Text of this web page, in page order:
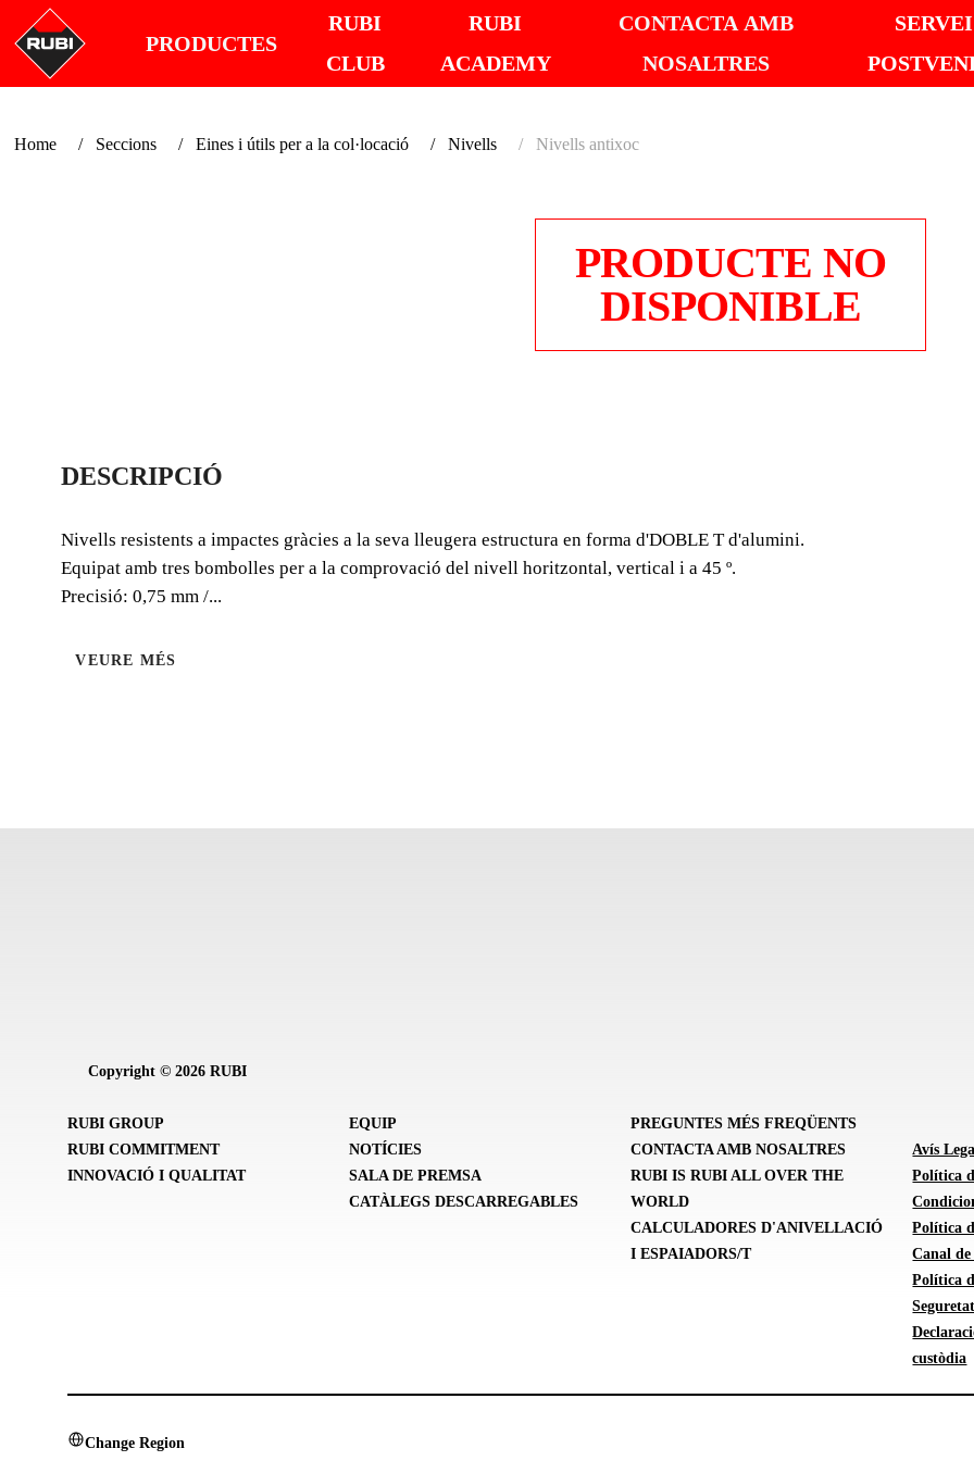
PRODUCTES
RUBI
CLUB
RUBI
ACADEMY
CONTACTA AMB
NOSALTRES
SERVEI
Home Seccions Eines i útils per a la col·locació Nivells Nivells antixoc
PRODUCTE NO
DISPONIBLE
d'DOBLE T d'alumini.
DESCRIPCIÓ
Nivells resistents a impactes gràcies a la seva lleugera estructura en forma d'DOBLE T d'alumini.
Equipat amb tres bombolles per a la comprovació del nivell horitzontal, vertical i a 45 º.
Precisió: 0,75 mm /...
VEURE MÉS
Copyright © 2026 RUBI
RUBI GROUP
RUBI COMMITMENT
INNOVACIÓ I QUALITAT
EQUIP
NOTÍCIES
SALA DE PREMSA
CATÀLEGS DESCARREGABLES
PREGUNTES MÉS FREQÜENTS
CONTACTA AMB NOSALTRES
RUBI IS RUBI ALL OVER THE
WORLD
CALCULADORES D'ANIVELLACIÓ
I ESPAIADORS/T
Avís
Política
Política
Canal de
Política
custòdia
Change Region